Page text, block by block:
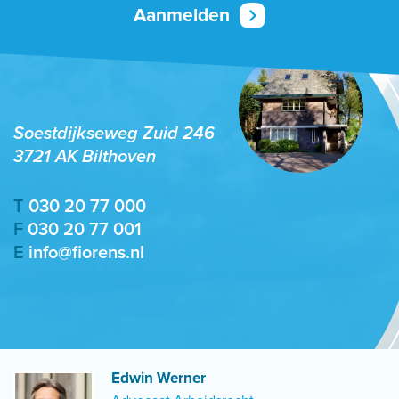
Soestdijkseweg Zuid 246
3721 AK Bilthoven
T 030 20 77 000
F 030 20 77 001
E info@fiorens.nl
Edwin Werner